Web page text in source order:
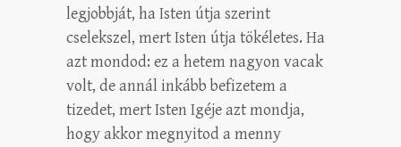
legjobbját, ha Isten útja szerint
cselekszel, mert Isten útja tökéletes. Ha
azt mondod: ez a hetem nagyon vacak
volt, de annál inkább befizetem a
tizedet, mert Isten Igéje azt mondja,
hogy akkor megnyitod a menny